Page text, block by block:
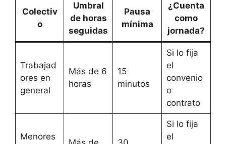
Colectiv
o
Umbral
de horas
seguidas
Pausa
mínima
¿Cuenta
como
jornada?
Trabajad
ores en
general
Más de 6
horas
15
minutos
Si lo fija
el
convenio
o
contrato
Menores
Si lo fija
el